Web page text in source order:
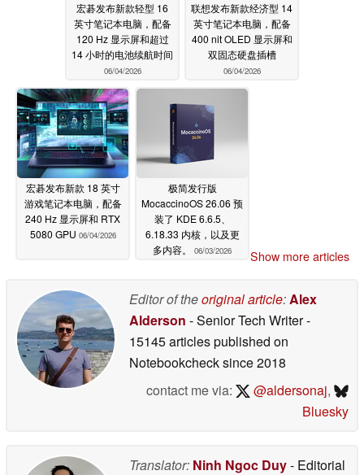
宏碁发布新款轻型 16
英寸笔记本电脑，配备
120 Hz 显示屏和超过
14 小时的电池续航时间
06/04/2026
联想发布新款经济型 14
英寸笔记本电脑，配备
400 nit OLED 显示屏和
双固态硬盘插槽
06/04/2026
宏碁发布新款 18 英寸
游戏笔记本电脑，配备
240 Hz 显示屏和 RTX
5080 GPU 06/04/2026
极简发行版
MocaccinoOS 26.06 预
装了 KDE 6.6.5、
6.18.33 内核，以及更
多内容。
06/03/2026 Show more articles
Editor of theoriginal article:Alex
Alderson - Senior Tech Writer-
15145 articles published on
Notebookchecksince 2018
contact me via:
@aldersonaj,
Bluesky
Translator: Ninh Ngoc Duy- Editorial